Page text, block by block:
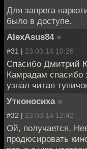
Для запрета
было в доступе.
AlexAsus84 »
#31 | 23.03.14 10:26
Спасибо Дмитрий
Камрадам спасибо
узнал читая
Утконосиха »
#32 | 23.03.14 12:42
Ой, получается,
продюсировать